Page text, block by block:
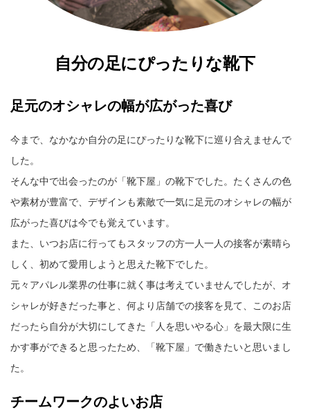
自分の足にぴったりな靴下
足元のオシャレの幅が広がった喜び
今まで、なかなか自分の足にぴったりな靴下に巡り合えませんで
した。
そんな中で出会ったのが「靴下屋」の靴下でした。たくさんの色
や素材が豊富で、デザインも素敵で一気に足元のオシャレの幅が
広がった喜びは今でも覚えています。
また、いつお店に行ってもスタッフの方一人一人の接客が素晴ら
しく、初めて愛用しようと思えた靴下でした。
元々アパレル業界の仕事に就く事は考えていませんでしたが、オ
シャレが好きだった事と、何より店舗での接客を見て、このお店
だったら自分が大切にしてきた「人を思いやる心」を最大限に生
かす事ができると思ったため、「靴下屋」で働きたいと思いまし
た。
チームワークのよいお店